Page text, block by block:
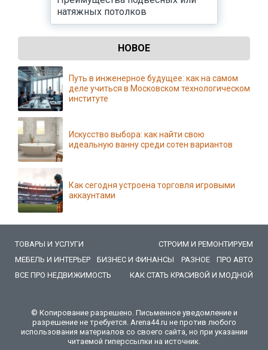
натяжных потолков
НОВОЕ
Путь в инженерное будущее: как на самом
деле учиться в Московском технологическом
институте
Искусство выбора: как найти свою
идеальную ванну среди сотен вариантов
Как сегодня устроена торговля игровыми
аккаунтами
ТОВАРЫ И УСЛУГИ
СТРОИМ И РЕМОНТИРУЕМ
МЕБЕЛЬ И ИНТЕРЬЕР
БИЗНЕС И ФИНАНСЫ РАЗНОЕ
ПРО АВТО
ВСЕ ПРО НЕДВИЖИМОСТЬ
КАК СТАТЬ КРАСИВОЙ И МОДНОЙ
© Копирование разрешено. Письменное уведомление и
разрешение не требуется. Arena44.ru не против любого
использования материалов со своего сайта, но при указании
читаемой гиперссылки на источник.